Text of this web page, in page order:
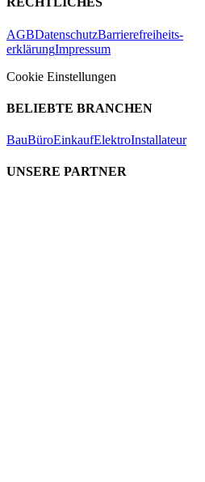
AGBDatenschutzBarrierefreiheits-
erklärungImpressum
Cookie Einstellungen
BELIEBTE BRANCHEN
BauBüroEinkaufElektroInstallateur
UNSERE PARTNER